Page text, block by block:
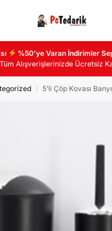
%50’ye Varan İndirimler
Tüm Alışverişlerinizde Ücretsiz
/ 5’li Çöp Kovası